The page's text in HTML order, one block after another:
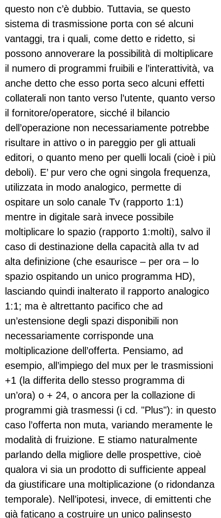
questo non c’è dubbio. Tuttavia, se questo
sistema di trasmissione porta con sé alcuni
vantaggi, tra i quali, come detto e ridetto, si
possono annoverare la possibilità di moltiplicare
il numero di programmi fruibili e l’interattività, va
anche detto che esso porta seco alcuni effetti
collaterali non tanto verso l’utente, quanto verso
il fornitore/operatore, sicché il bilancio
dell’operazione non necessariamente potrebbe
risultare in attivo o in pareggio per gli attuali
editori, o quanto meno per quelli locali (cioè i più
deboli). E’ pur vero che ogni singola frequenza,
utilizzata in modo analogico, permette di
ospitare un solo canale Tv (rapporto 1:1)
mentre in digitale sarà invece possibile
moltiplicare lo spazio (rapporto 1:molti), salvo il
caso di destinazione della capacità alla tv ad
alta definizione (che esaurisce – per ora – lo
spazio ospitando un unico programma HD),
lasciando quindi inalterato il rapporto analogico
1:1; ma è altrettanto pacifico che ad
un’estensione degli spazi disponibili non
necessariamente corrisponde una
moltiplicazione dell’offerta. Pensiamo, ad
esempio, all’impiego del mux per le trasmissioni
+1 (la differita dello stesso programma di
un’ora) o + 24, o ancora per la collazione di
programmi già trasmessi (i cd. "Plus"): in questo
caso l’offerta non muta, variando meramente le
modalità di fruizione. E stiamo naturalmente
parlando della migliore delle prospettive, cioè
qualora vi sia un prodotto di sufficiente appeal
da giustificare una moltiplicazione (o ridondanza
temporale). Nell’ipotesi, invece, di emittenti che
già faticano a costruire un unico palinsesto